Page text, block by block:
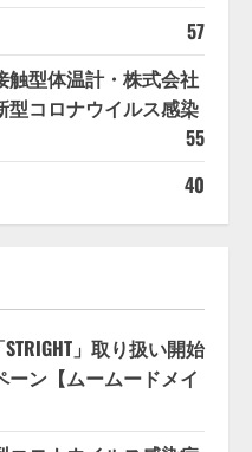
57
触型体温計・株式会社
型コロナウイルス感染
55
40
」取り扱い開始
ーン【ムームードメイ